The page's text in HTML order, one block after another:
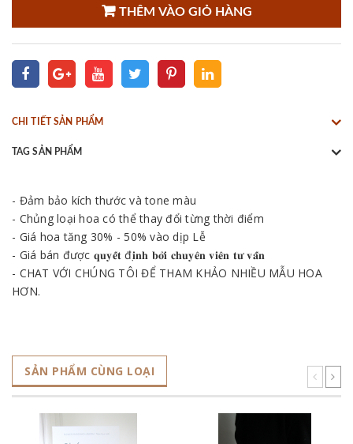
THÊM VÀO GIỎ HÀNG
CHI TIẾT SẢN PHẨM
TAG SẢN PHẨM
- Đảm bảo kích thước và tone màu
- Chủng loại hoa có thể thay đổi từng thời điểm
- Giá hoa tăng 30% - 50% vào dịp Lễ
- Giá bán được 𝐪𝐮𝐲𝐞̂́𝐭 đ𝐢̣𝐧𝐡 𝐛𝐨̛̉𝐢 𝐜𝐡𝐮𝐲𝐞̂𝐧 𝐯𝐢𝐞̂𝐧 𝐭𝐮̛ 𝐯𝐚̂́𝐧
- CHAT VỚI CHÚNG TÔI ĐỂ THAM KHẢO NHIỀU MẪU HOA
HƠN.
SẢN PHẨM CÙNG LOẠI